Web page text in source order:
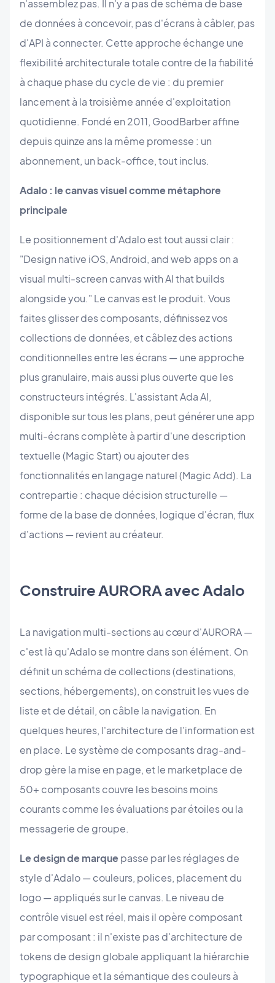
n'assemblez pas. Il n'y a pas de schéma de base
de données à concevoir, pas d'écrans à câbler, pas
d'API à connecter. Cette approche échange une
flexibilité architecturale totale contre de la fiabilité
à chaque phase du cycle de vie : du premier
lancement à la troisième année d'exploitation
quotidienne. Fondé en 2011, GoodBarber affine
depuis quinze ans la même promesse : un
abonnement, un back-office, tout inclus.
Adalo : le canvas visuel comme métaphore
principale
Le positionnement d'Adalo est tout aussi clair :
"Design native iOS, Android, and web apps on a
visual multi-screen canvas with AI that builds
alongside you." Le canvas est le produit. Vous
faites glisser des composants, définissez vos
collections de données, et câblez des actions
conditionnelles entre les écrans — une approche
plus granulaire, mais aussi plus ouverte que les
constructeurs intégrés. L'assistant Ada AI,
disponible sur tous les plans, peut générer une app
multi-écrans complète à partir d'une description
textuelle (Magic Start) ou ajouter des
fonctionnalités en langage naturel (Magic Add). La
contrepartie : chaque décision structurelle —
forme de la base de données, logique d'écran, flux
d'actions — revient au créateur.
Construire AURORA avec Adalo
La navigation multi-sections au cœur d'AURORA —
c'est là qu'Adalo se montre dans son élément. On
définit un schéma de collections (destinations,
sections, hébergements), on construit les vues de
liste et de détail, on câble la navigation. En
quelques heures, l'architecture de l'information est
en place. Le système de composants drag-and-
drop gère la mise en page, et le marketplace de
50+ composants couvre les besoins moins
courants comme les évaluations par étoiles ou la
messagerie de groupe.
Le design de marquepasse par les réglages de
style d'Adalo — couleurs, polices, placement du
logo — appliqués sur le canvas. Le niveau de
contrôle visuel est réel, mais il opère composant
par composant : il n'existe pas d'architecture de
tokens de design globale appliquant la hiérarchie
typographique et la sémantique des couleurs à